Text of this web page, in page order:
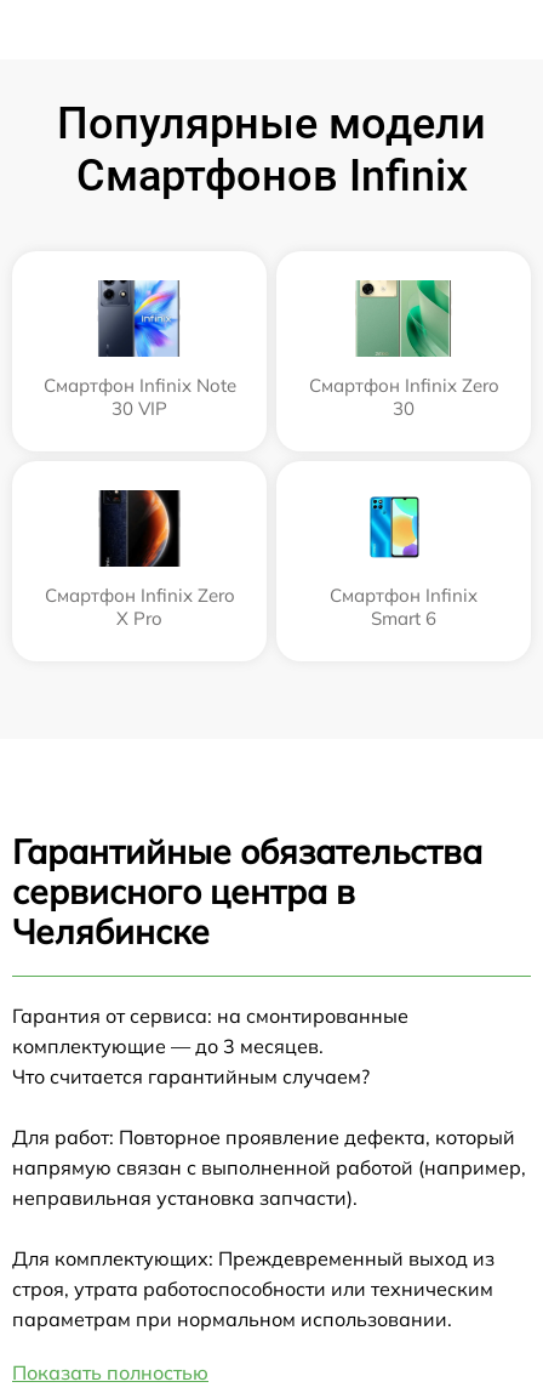
Популярные модели
Смартфонов Infinix
Смартфон Infinix Note
30 VIP
Смартфон Infinix Zero
30
Смартфон Infinix Zero
X Pro
Смартфон Infinix
Smart 6
Гарантийные обязательства
сервисного центра в
Челябинске
Гарантия от сервиса: на смонтированные
комплектующие — до 3 месяцев.
Что считается гарантийным случаем?
Для работ: Повторное проявление дефекта, который
напрямую связан с выполненной работой (например,
неправильная установка запчасти).
Для комплектующих: Преждевременный выход из
строя, утрата работоспособности или техническим
параметрам при нормальном использовании.
Показать полностью